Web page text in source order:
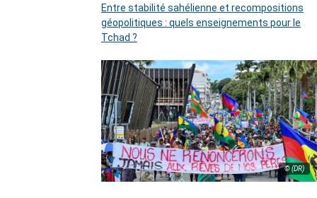
Entre stabilité sahélienne et recompositions
géopolitiques : quels enseignements pour le
Tchad ?
© (DR)